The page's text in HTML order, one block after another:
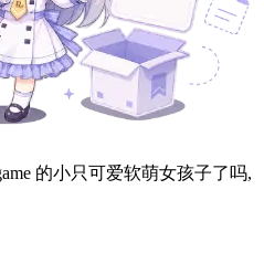
的小只可爱软萌女孩子了吗,